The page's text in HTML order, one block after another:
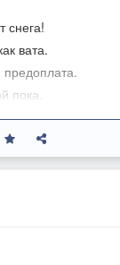
снега!
вата.
пока.
дверь.